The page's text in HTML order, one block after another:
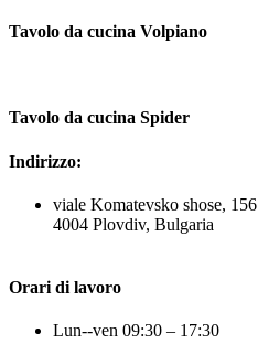
Tavolo da cucina Volpiano
Tavolo da cucina Spider
Indirizzo:
viale Komatevsko shose, 156
4004 Plovdiv, Bulgaria
Orari di lavoro
Lun--ven 09:30 – 17:30